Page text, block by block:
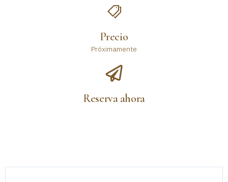
Precio
Próximamente
Reserva ahora